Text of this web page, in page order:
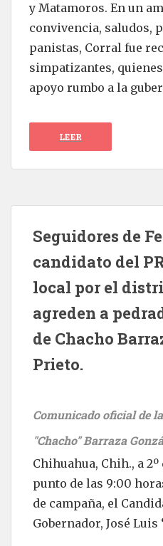
y Matamoros. En un
convivencia, saludos,
panistas, Corral fue
simpatizantes,
apoyo rumbo a la
LEER
Seguidores de
candidato del
local por el
agreden a
de Chacho
Prieto.
Comunicado oficial de
"Chacho" Barraza
Chihuahua, Chih., a 2º
punto de las 9:00
de campaña, el
Gobernador, José Luis